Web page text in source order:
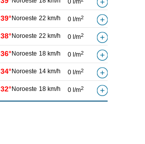
0 l/m
39° Noroeste 22 km/h 0 l/m2
38° Noroeste 22 km/h 0 l/m2
36° Noroeste 18 km/h 0 l/m2
34° Noroeste 14 km/h 0 l/m2
32° Noroeste 18 km/h 0 l/m2